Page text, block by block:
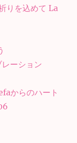
りを込めて La
ーション
からのハート